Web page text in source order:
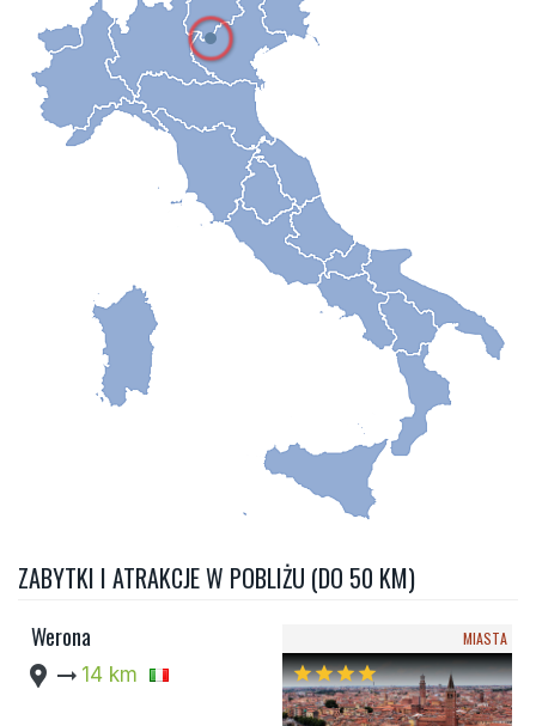
ZABYTKI I ATRAKCJE W POBLIŻU (DO 50 KM)
Werona
location_pin arrow_right_alt 14 km
MIASTA
starstarstarstar